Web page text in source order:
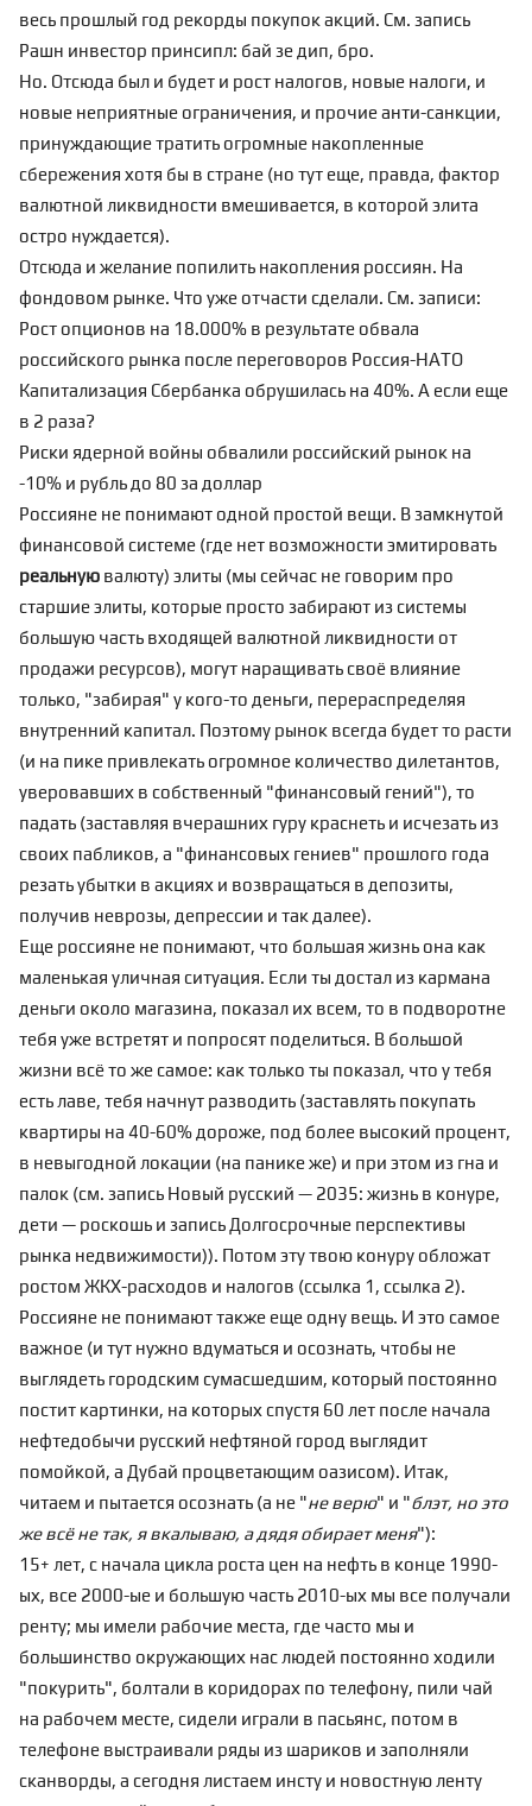
весь прошлый год рекорды покупок акций. См. запись
Рашн инвестор принсипл: бай зе дип, бро.
Но. Отсюда был и будет и рост налогов, новые налоги, и
новые неприятные ограничения, и прочие анти-санкции,
принуждающие тратить огромные накопленные
сбережения хотя бы в стране (но тут еще, правда, фактор
валютной ликвидности вмешивается, в которой элита
остро нуждается).
Отсюда и желание попилить накопления россиян. На
фондовом рынке. Что уже отчасти сделали. См. записи:
Рост опционов на 18.000% в результате обвала
российского рынка после переговоров Россия-НАТО
Капитализация Сбербанка обрушилась на 40%. А если еще
в 2 раза?
Риски ядерной войны обвалили российский рынок на
-10% и рубль до 80 за доллар
Россияне не понимают одной простой вещи. В замкнутой
финансовой системе (где нет возможности эмитировать
реальную валюту) элиты (мы сейчас не говорим про
старшие элиты, которые просто забирают из системы
большую часть входящей валютной ликвидности от
продажи ресурсов), могут наращивать своё влияние
только, "забирая" у кого-то деньги, перераспределяя
внутренний капитал. Поэтому рынок всегда будет то расти
(и на пике привлекать огромное количество дилетантов,
уверовавших в собственный "финансовый гений"), то
падать (заставляя вчерашних гуру краснеть и исчезать из
своих пабликов, а "финансовых гениев" прошлого года
резать убытки в акциях и возвращаться в депозиты,
получив неврозы, депрессии и так далее).
Еще россияне не понимают, что большая жизнь она как
маленькая уличная ситуация. Если ты достал из кармана
деньги около магазина, показал их всем, то в подворотне
тебя уже встретят и попросят поделиться. В большой
жизни всё то же самое: как только ты показал, что у тебя
есть лаве, тебя начнут разводить (заставлять покупать
квартиры на 40-60% дороже, под более высокий процент,
в невыгодной локации (на панике же) и при этом из гна и
палок (см. запись Новый русский — 2035: жизнь в конуре,
дети — роскошь и запись Долгосрочные перспективы
рынка недвижимости)). Потом эту твою конуру обложат
ростом ЖКХ-расходов и налогов (ссылка 1 , ссылка 2).
Россияне не понимают также еще одну вещь. И это самое
важное (и тут нужно вдуматься и осознать, чтобы не
выглядеть городским сумасшедшим, который постоянно
постит картинки, на которых спустя 60 лет после начала
нефтедобычи русский нефтяной город выглядит
помойкой, а Дубай процветающим оазисом). Итак,
читаем и пытается осознать (а не "не верю" и "блэт, но это
же всё не так, я вкалываю, а дядя обирает меня"):
15+ лет, с начала цикла роста цен на нефть в конце 1990-
ых, все 2000-ые и большую часть 2010-ых мы все получали
ренту; мы имели рабочие места, где часто мы и
большинство окружающих нас людей постоянно ходили
"покурить", болтали в коридорах по телефону, пили чай
на рабочем месте, сидели играли в пасьянс, потом в
телефоне выстраивали ряды из шариков и заполняли
сканворды, а сегодня листаем инсту и новостную ленту